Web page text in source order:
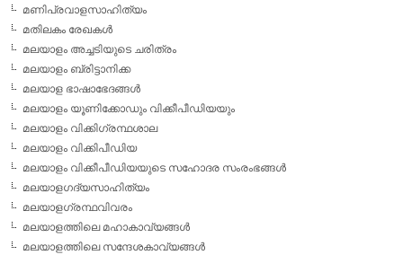
മണിപ്രവാളസാഹിത്യം
മതിലകം രേഖകള്‍
മലയാളം അച്ചടിയുടെ ചരിത്രം
മലയാളം ബ്രിട്ടാനിക്ക
മലയാള ഭാഷാഭേദങ്ങള്‍
മലയാളം യൂണിക്കോഡും വിക്കീപീഡിയയും
മലയാളം വിക്കിഗ്രന്ഥശാല
മലയാളം വിക്കിപീഡിയ
മലയാളം വിക്കീപീഡിയയുടെ സഹോദര സംരംഭങ്ങള്‍
മലയാളഗദ്യസാഹിത്യം
മലയാളഗ്രന്ഥവിവരം
മലയാളത്തിലെ മഹാകാവ്യങ്ങള്‍
മലയാളത്തിലെ സന്ദേശകാവ്യങ്ങള്‍